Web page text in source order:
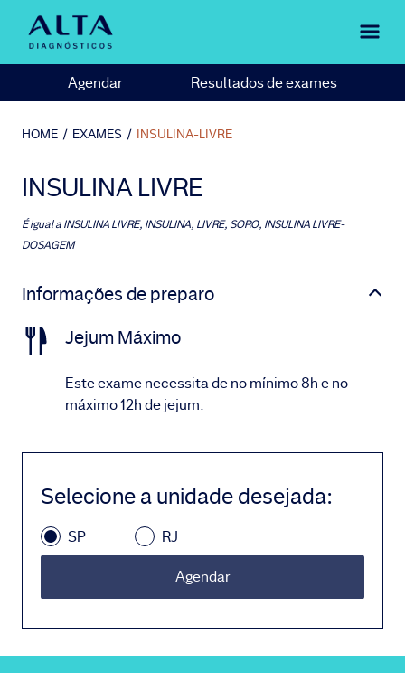
Agendar Resultados de exames
HOME / EXAMES / INSULINA-LIVRE
INSULINA LIVRE
É igual aINSULINA LIVRE, INSULINA, LIVRE, SORO, INSULINA LIVRE-
DOSAGEM
Informações de preparo
Jejum Máximo
Este exame necessita de no mínimo 8h e no
máximo 12h de jejum.
Selecione a unidade desejada:
SP RJ
Agendar